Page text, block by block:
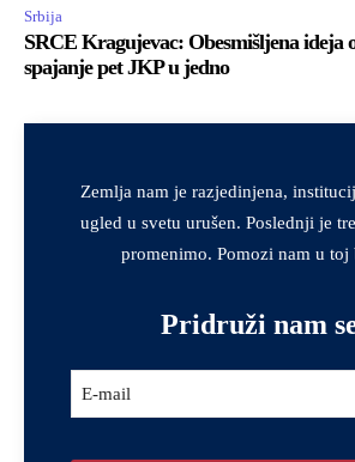
Srbija
SRCE Kragujevac: Obesmišljena ideja
spajanje pet JKP u jedno
Zemlja nam je razjedinjena,
ugled u svetu urušen. Poslednji je
promenimo. Pomozi nam u toj
Pridruži nam
Company
*
E-mail